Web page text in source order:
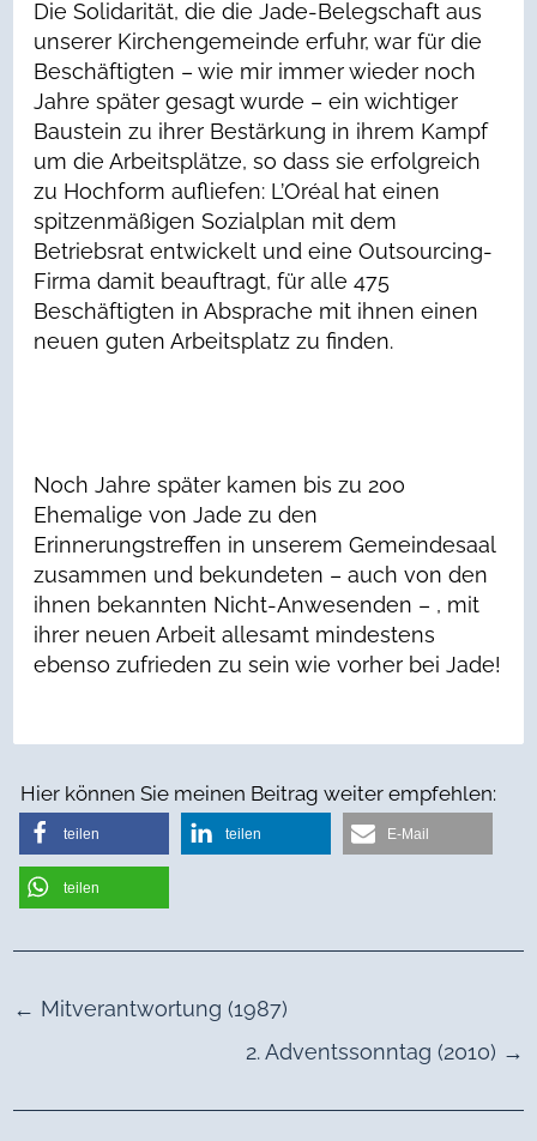
Die Solidarität, die die Jade-Belegschaft aus
unserer Kirchengemeinde erfuhr, war für die
Beschäftigten – wie mir immer wieder noch
Jahre später gesagt wurde – ein wichtiger
Baustein zu ihrer Bestärkung in ihrem Kampf
um die Arbeitsplätze, so dass sie erfolgreich
zu Hochform aufliefen: L’Oréal hat einen
spitzenmäßigen Sozialplan mit dem
Betriebsrat entwickelt und eine Outsourcing-
Firma damit beauftragt, für alle 475
Beschäftigten in Absprache mit ihnen einen
neuen guten Arbeitsplatz zu finden.
Noch Jahre später kamen bis zu 200
Ehemalige von Jade zu den
Erinnerungstreffen in unserem Gemeindesaal
zusammen und bekundeten – auch von den
ihnen bekannten Nicht-Anwesenden – , mit
ihrer neuen Arbeit allesamt mindestens
ebenso zufrieden zu sein wie vorher bei Jade!
Hier können Sie meinen Beitrag weiter empfehlen:
teilen teilen E-Mail
teilen
← Mitverantwortung (1987)
2. Adventssonntag (2010) →